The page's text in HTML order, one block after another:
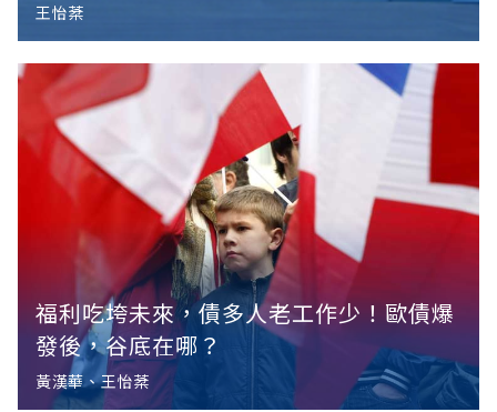
王怡棻
福利吃垮未來，債多人老工作少！歐債爆
發後，谷底在哪？
黃漢華、王怡棻